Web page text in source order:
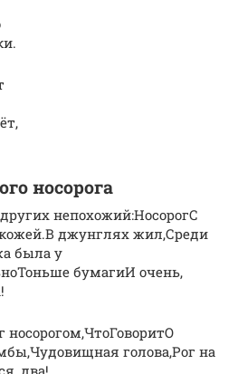
носорога
непохожий:НосорогС
джунглях жил,Среди
была у
бумагиИ очень,
голова,Рог на
два!